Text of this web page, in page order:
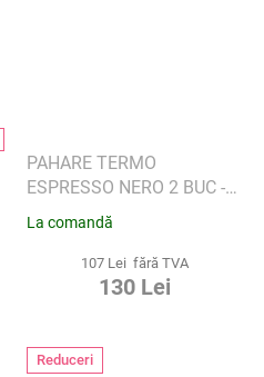
PAHARE TERMO
ESPRESSO NERO 2 BUC -
BLOMUS
La comandă
107 Lei fără TVA
130 Lei
Reduceri